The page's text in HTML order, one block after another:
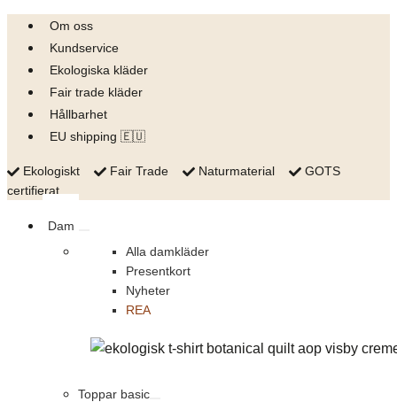
Skip
content
Om oss
Kundservice
Ekologiska kläder
Fair trade kläder
Hållbarhet
EU shipping 🇪🇺
Ekologiskt Fair Trade Naturmaterial
GOTS
certifierat
Dam
Alla damkläder
Presentkort
Nyheter
REA
Toppar basic